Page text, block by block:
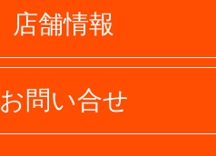
店舗情報
お問い合せ